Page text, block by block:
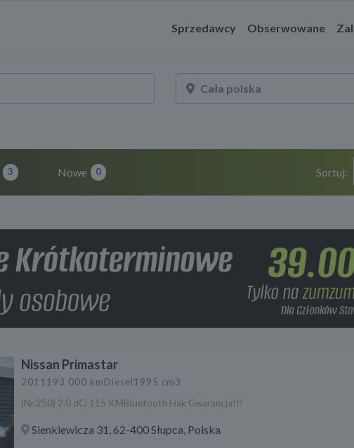
Sprzedawcy Obserwowane
3 Nowe 0 Sortuj:
Nissan Primastar
2011 193 000 kmDiesel1995 cm3
(Nr.250) 2.0 dCi 115 KMBluetooth Hak Gwarancja!!!
Sienkiewicza 31, 62-400 Słupca, Polska